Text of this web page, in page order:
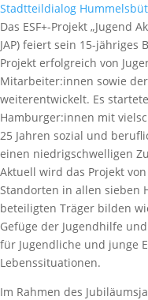
Stadtteildialog
Das ESF+-Projekt „Jugend
JAP) feiert sein 15-jähriges
Projekt erfolgreich von
Mitarbeiter:innen sowie
weiterentwickelt. Es
Hamburger:innen mit
25 Jahren sozial und
einen niedrigschwelligen
Aktuell wird das Projekt
Standorten in allen sieben
beteiligten Träger bilden
Gefüge der Jugendhilfe
für Jugendliche und junge
Lebenssituationen.
Im Rahmen des